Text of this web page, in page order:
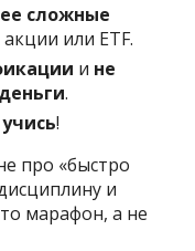
сложные
или ETF.
и не
.
!
про «быстро
и
марафон, а не